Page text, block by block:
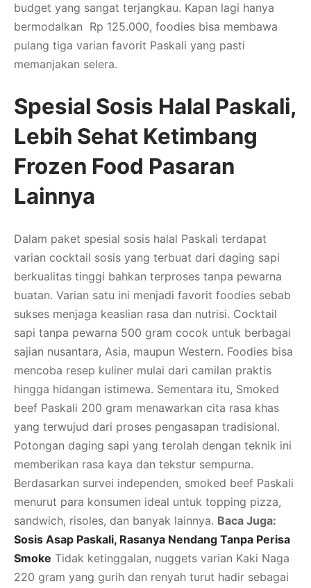
budget yang sangat terjangkau. Kapan lagi hanya
bermodalkan Rp 125.000, foodies bisa membawa
pulang tiga varian favorit Paskali yang pasti
memanjakan selera.
Spesial Sosis Halal Paskali,
Lebih Sehat Ketimbang
Frozen Food Pasaran
Lainnya
Dalam paket spesial sosis halal Paskali terdapat
varian cocktail sosis yang terbuat dari daging sapi
berkualitas tinggi bahkan terproses tanpa pewarna
buatan. Varian satu ini menjadi favorit foodies sebab
sukses menjaga keaslian rasa dan nutrisi. Cocktail
sapi tanpa pewarna 500 gram cocok untuk berbagai
sajian nusantara, Asia, maupun Western. Foodies bisa
mencoba resep kuliner mulai dari camilan praktis
hingga hidangan istimewa. Sementara itu, Smoked
beef Paskali 200 gram menawarkan cita rasa khas
yang terwujud dari proses pengasapan tradisional.
Potongan daging sapi yang terolah dengan teknik ini
memberikan rasa kaya dan tekstur sempurna.
Berdasarkan survei independen, smoked beef Paskali
menurut para konsumen ideal untuk topping pizza,
sandwich, risoles, dan banyak lainnya. Baca Juga:
Sosis Asap Paskali, Rasanya Nendang Tanpa Perisa
Smoke Tidak ketinggalan, nuggets varian Kaki Naga
220 gram yang gurih dan renyah turut hadir sebagai